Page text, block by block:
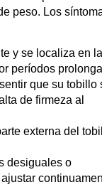
peso. Los
y se localiza en la
períodos
que su tobillo
de firmeza al
externa del
desiguales o